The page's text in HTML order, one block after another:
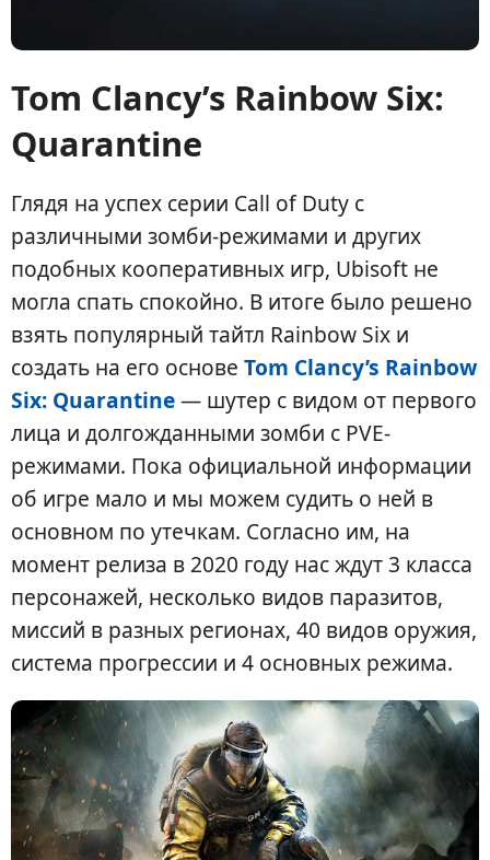
Tom Clancy’s Rainbow Six:
Quarantine
Глядя на успех серии Call of Duty с
различными зомби-режимами и других
подобных кооперативных игр, Ubisoft не
могла спать спокойно. В итоге было решено
взять популярный тайтл Rainbow Six и
создать на его основе Tom Clancy’s Rainbow
Six: Quarantine— шутер с видом от первого
лица и долгожданными зомби с PVE-
режимами. Пока официальной информации
об игре мало и мы можем судить о ней в
основном по утечкам. Согласно им, на
момент релиза в 2020 году нас ждут 3 класса
персонажей, несколько видов паразитов,
миссий в разных регионах, 40 видов оружия,
система прогрессии и 4 основных режима.